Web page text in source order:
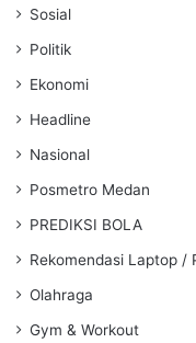
Sosial
Politik
Ekonomi
Headline
Nasional
Posmetro Medan
PREDIKSI BOLA
Rekomendasi Laptop /
Olahraga
Gym & Workout